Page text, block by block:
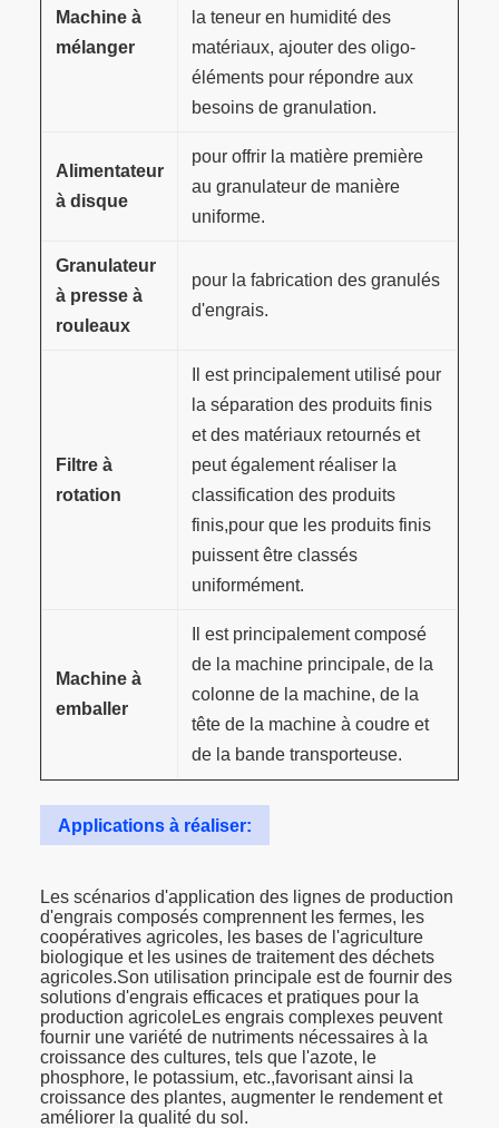
Machine à
mélanger
la teneur en humidité des
matériaux, ajouter des oligo-
éléments pour répondre aux
besoins de granulation.
Alimentateur
à disque
pour offrir la matière première
au granulateur de manière
uniforme.
Granulateur
à presse à
rouleaux
pour la fabrication des granulés
d'engrais.
Filtre à
rotation
Il est principalement utilisé pour
la séparation des produits finis
et des matériaux retournés et
peut également réaliser la
classification des produits
finis,pour que les produits finis
puissent être classés
uniformément.
Machine à
emballer
Il est principalement composé
de la machine principale, de la
colonne de la machine, de la
tête de la machine à coudre et
de la bande transporteuse.
Applications à réaliser:
Les scénarios d'application des lignes de production
d'engrais composés comprennent les fermes, les
coopératives agricoles, les bases de l'agriculture
biologique et les usines de traitement des déchets
agricoles.Son utilisation principale est de fournir des
solutions d'engrais efficaces et pratiques pour la
production agricoleLes engrais complexes peuvent
fournir une variété de nutriments nécessaires à la
croissance des cultures, tels que l'azote, le
phosphore, le potassium, etc.,favorisant ainsi la
croissance des plantes, augmenter le rendement et
améliorer la qualité du sol.